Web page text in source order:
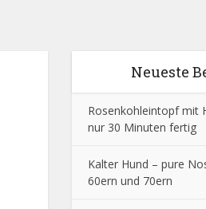
Neueste
Rosenkohleintopf mit
nur 30 Minuten fertig
Kalter Hund – pure
60ern und 70ern